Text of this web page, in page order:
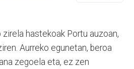
hastekoak Portu auzoan,
Au­rreko egunetan, beroa
zegoela eta, ez zen